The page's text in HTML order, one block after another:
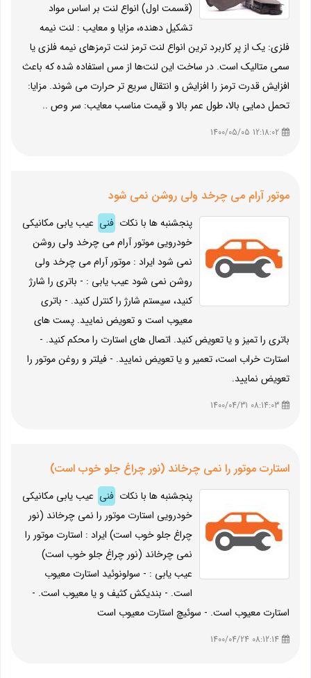
(قسمت اول) انواع لنت بر اساس مواد
تشکیل دهنده، مزایا و معایب : لنت نیمه
فلزی: یک از پر کاربرد ترین انواع لنت ترمز لنت ترمزهای نیمه فلزی یا
سمی متالیک است. در ساخت این لنت‌ها از مس استفاده شده که باعث
افزایش قدرت ترمز را افزایش و انتقال سریع تر حرارت می شوند. مزایا:
تحمل دمایی بالا، طول عمر بالا و قیمت مناسب معایب: سر وص ..
موتور آرام می چرخد ولی روشن نمی شود
پنجشنبه ها با نکات فنی عیب یابی مکانیکی
خودرویی موتور آرام می چرخد ولی روشن
نمی شود ایراد : موتور آرام می چرخد ولی
روشن نمی شود عیب یابی : - باتری را شارژ
کنید، سیستم شارژ را کنترل کنید. - باتری
معیوب است و تعویض نمایید. پست های
باتری را تمیز و یا تعویض کنید. اتصال های استارت را محکم کنید. -
استارت خراب است، تعمیر و یا تعویض نمایید. - فیلتر و روغن موتور را
تعویض نمایید.
استارت موتور را نمی چرخاند (نور چراغ جلو خوب است)
پنجشنبه ها با نکات فنی عیب یابی مکانیکی
خودرویی استارت موتور را نمی چرخاند (نور
چراغ جلو خوب است) ایراد : استارت موتور را
نمی چرخاند (نور چراغ جلو خوب است)
عیب یابی : - سولونوئید استارت معیوب
است. - بندیکش کثیف و یا معیوب است. -
استارت معیوب است. - سوئیچ استارت معیوب است